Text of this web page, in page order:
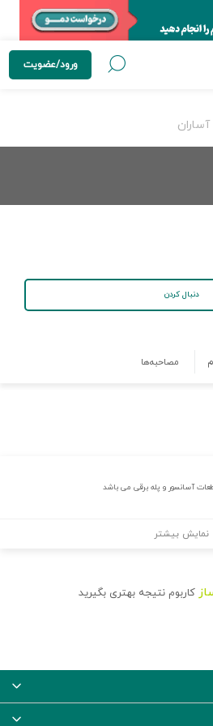
ورود/عضویت
آساران
دنبال کردن
مصاحبه‌ها
آسانسور و پله برقی می باشد
نمایش بیشتر
کاربوم نتیجه بهتری بگیرید